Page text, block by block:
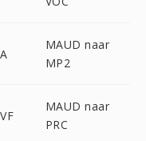
MAUD naar
MP2
MAUD naar
PRC